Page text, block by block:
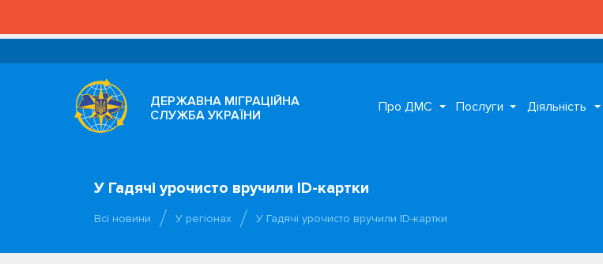
ДЕРЖАВНА МІГРАЦІЙНА
СЛУЖБА УКРАЇНИ
Про ДМС Послуги Діяльність
У Гадячі урочисто вручили ID-картки
Всі новини У регіонах У Гадячі урочисто вручили ID-картки